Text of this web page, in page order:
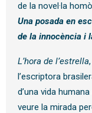
de la novel·la
Una posada en
de la innocència i
L’hora de l’estrella
l’escriptora
d’una vida
veure la mirada